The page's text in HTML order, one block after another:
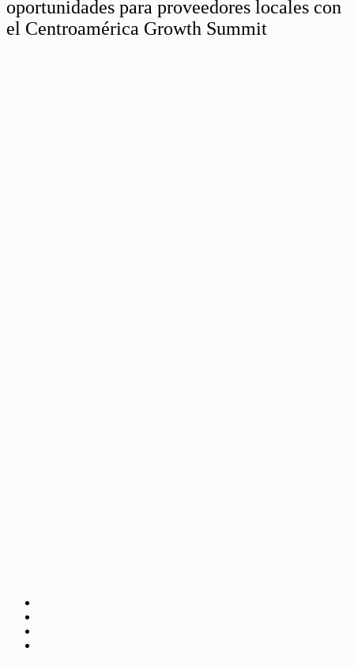
oportunidades para proveedores locales con
el Centroamérica Growth Summit